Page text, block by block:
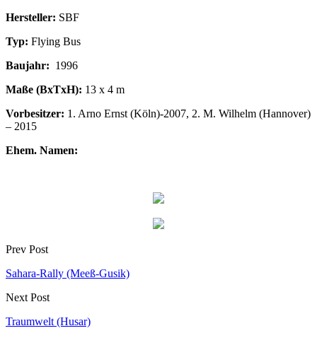
Hersteller: SBF
Typ: Flying Bus
Baujahr: 1996
Maße (BxTxH): 13 x 4 m
Vorbesitzer: 1. Arno Ernst (Köln)-2007, 2. M. Wilhelm (Hannover)
– 2015
Ehem. Namen:
Prev Post
Sahara-Rally (Meeß-Gusik)
Next Post
Traumwelt (Husar)